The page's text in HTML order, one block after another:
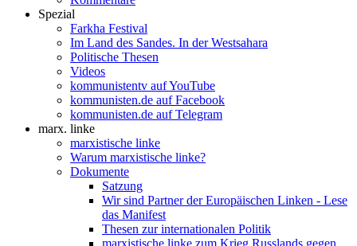
Spezial
Farkha Festival
Im Land des Sandes. In der Westsahara
Politische Thesen
Videos
kommunistentv auf YouTube
kommunisten.de auf Facebook
kommunisten.de auf Telegram
marx. linke
marxistische linke
Warum marxistische linke?
Dokumente
Satzung
Wir sind Partner der Europäischen Linken - Lese
das Manifest
Thesen zur internationalen Politik
marxistische linke zum Krieg Russlands gegen